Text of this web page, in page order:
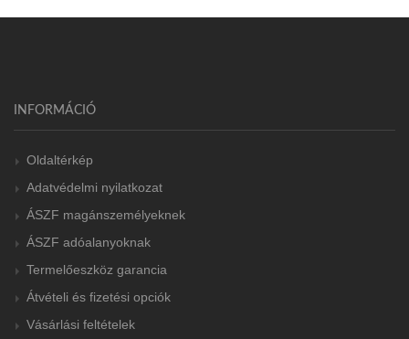
INFORMÁCIÓ
Oldaltérkép
Adatvédelmi nyilatkozat
ÁSZF magánszemélyeknek
ÁSZF adóalanyoknak
Termelőeszköz garancia
Átvételi és fizetési opciók
Vásárlási feltételek